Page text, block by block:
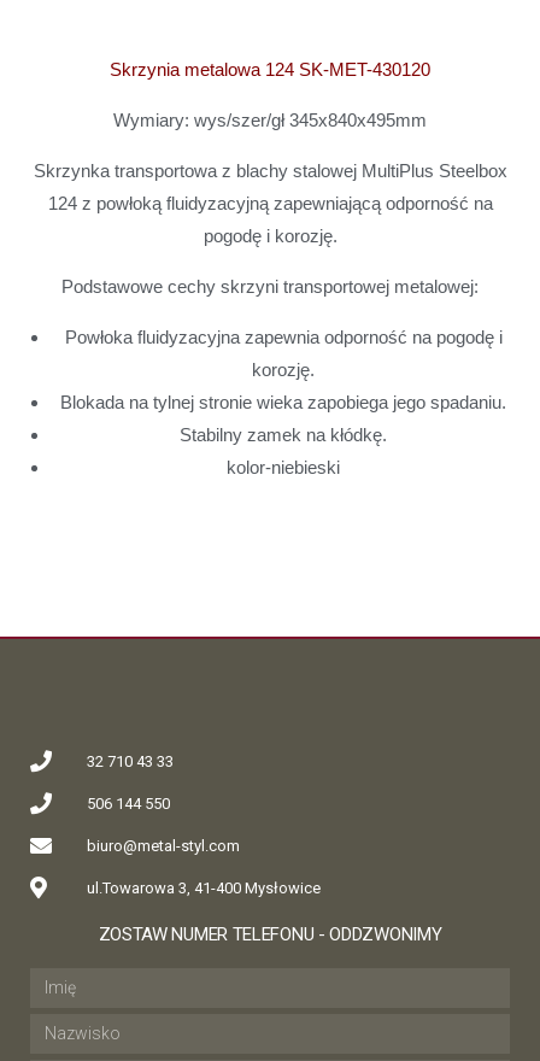
Skrzynia metalowa 124 SK-MET-430120
Wymiary: wys/szer/gł 345x840x495mm
Skrzynka transportowa z blachy stalowejMultiPlus Steelbox
124 z powłoką fluidyzacyjną zapewniającą odporność na
pogodę i korozję.
Podstawowe cechy skrzyni transportowej metalowej:
Powłoka fluidyzacyjna zapewnia odporność na pogodę i
korozję.
Blokada na tylnej stronie wieka zapobiega jego spadaniu.
Stabilny zamek na kłódkę.
kolor-niebieski
32 710 43 33
506 144 550
biuro@metal-styl.com
ul.Towarowa 3, 41-400 Mysłowice
ZOSTAW NUMER TELEFONU - ODDZWONIMY